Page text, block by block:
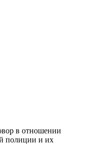
в отношении
полиции и их